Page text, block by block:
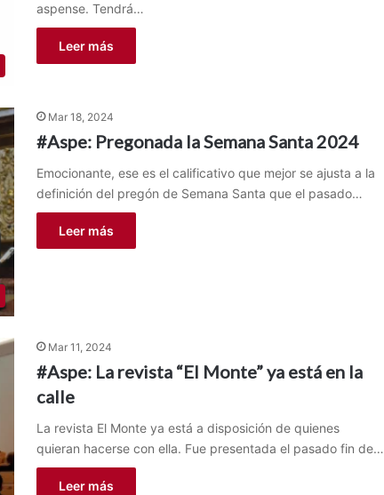
aspense. Tendrá…
Leer más
Mar 18, 2024
#Aspe: Pregonada la Semana Santa 2024
Emocionante, ese es el calificativo que mejor se ajusta a la
definición del pregón de Semana Santa que el pasado…
Leer más
Mar 11, 2024
#Aspe: La revista “El Monte” ya está en la
calle
La revista El Monte ya está a disposición de quienes
quieran hacerse con ella. Fue presentada el pasado fin de…
Leer más